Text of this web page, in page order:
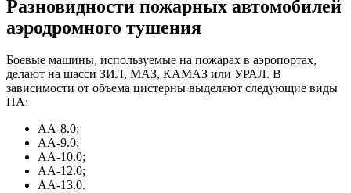
Разновидности пожарных автомобилей
аэродромного тушения
Боевые машины, используемые на пожарах в аэропортах,
делают на шасси ЗИЛ, МАЗ, КАМАЗ или УРАЛ. В
зависимости от объема цистерны выделяют следующие виды
ПА:
АА-8.0;
АА-9.0;
АА-10.0;
АА-12.0;
АА-13.0.